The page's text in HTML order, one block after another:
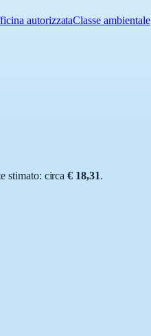
autorizzataClasse ambientale
stimato: circa € 18,31.